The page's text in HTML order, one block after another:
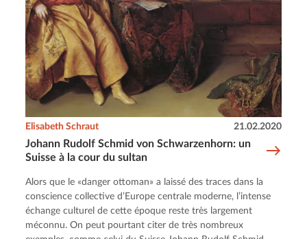
Johann Rudolf Schmid von Schwarzenhorn: un
Suisse à la cour du sultan
Elisabeth Schraut 21.02.2020
Alors que le «danger ottoman» a laissé des traces dans la
conscience collective d’Europe centrale moderne, l’intense
échange culturel de cette époque reste très largement
méconnu. On peut pourtant citer de très nombreux